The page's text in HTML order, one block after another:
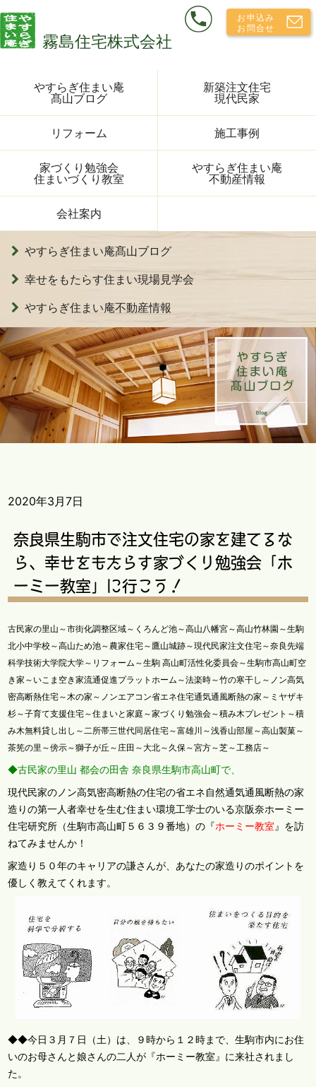
やすらぎ住まい庵
髙山ブログ
新築注文住宅
現代民家
リフォーム 施工事例
家づくり勉強会
住まいづくり教室
やすらぎ住まい庵
不動産情報
会社案内
やすらぎ住まい庵髙山ブログ
幸せをもたらす住まい現場見学会
やすらぎ住まい庵不動産情報
2020年3月7日
奈良県生駒市で注文住宅の家を建てるな
ら、幸せをもたらす家づくり勉強会「ホ
ーミー教室」に行こう！
古民家の里山～市街化調整区域～くろんど池～高山八幡宮～高山竹林園～生駒
北小中学校～高山ため池～農家住宅～鷹山城跡～現代民家注文住宅～奈良先端
科学技術大学院大学～リフォーム～生駒 高山町活性化委員会～生駒市高山町空
き家～いこま空き家流通促進プラットホーム～法楽時～竹の寒干し～ノン高気
密高断熱住宅～木の家～ノンエアコン省エネ住宅通気通風断熱の家～ミヤザキ
杉～子育て支援住宅～住まいと家庭～家づくり勉強会～積み木プレゼント～積
み木無料貸し出し～二所帯三世代同居住宅～富雄川～浅香山部屋～高山製菓～
茶筅の里～傍示～獅子が丘～庄田～大北～久保～宮方～芝～工務店～
◆古民家の里山 都会の田舎 奈良県生駒市高山町で、
現代民家のノン高気密高断熱の住宅の省エネ自然通気通風断熱の家
造りの第一人者幸せを生む住まい環境工学士のいる京阪奈ホーミー
住宅研究所（生駒市高山町５６３９番地）の『ホーミー教室 』を訪
ねてみませんか！
家造り５０年のキャリアの謙さんが、あなたの家造りのポイントを
優し く教えてくれます。
◆◆今日３月７日（土）は、９時から１２時まで、生駒市内にお住
いのお母さんと娘さんの二人が『ホーミー教室』に来社されまし
た。